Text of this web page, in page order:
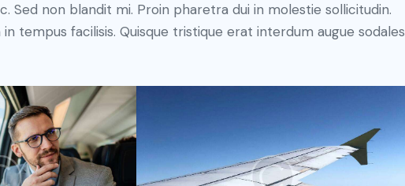
Sed non blandit mi. Proin pharetra dui in molestie sollicitudin.
tempus facilisis. Quisque tristique erat interdum augue sodales